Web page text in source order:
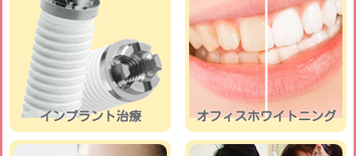
インプラント治療 オフィスホワイトニング